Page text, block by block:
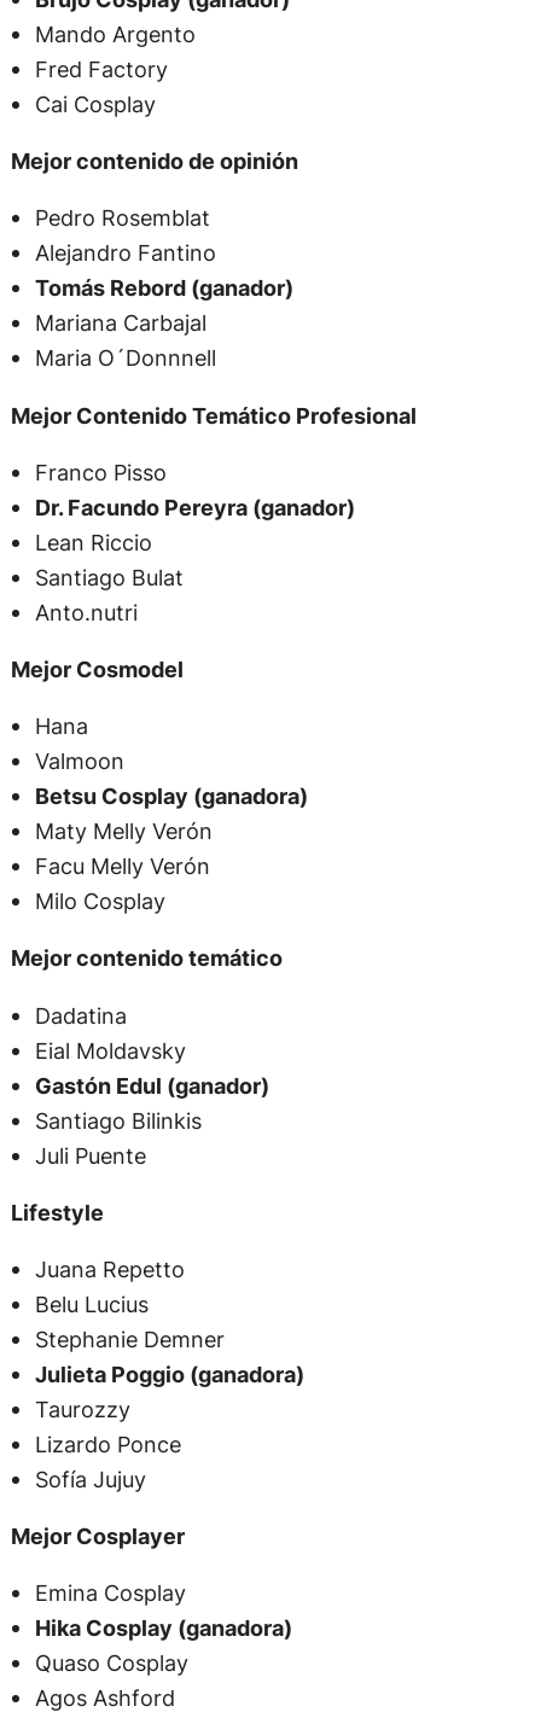
Mando Argento
Fred Factory
Cai Cosplay
Mejor contenido de opinión
Pedro Rosemblat
Alejandro Fantino
Tomás Rebord (ganador)
Mariana Carbajal
Maria O´Donnnell
Mejor Contenido Temático Profesional
Franco Pisso
Dr. Facundo Pereyra (ganador)
Lean Riccio
Santiago Bulat
Anto.nutri
Mejor Cosmodel
Hana
Valmoon
Betsu Cosplay (ganadora)
Maty Melly Verón
Facu Melly Verón
Milo Cosplay
Mejor contenido temático
Dadatina
Eial Moldavsky
Gastón Edul (ganador)
Santiago Bilinkis
Juli Puente
Lifestyle
Juana Repetto
Belu Lucius
Stephanie Demner
Julieta Poggio (ganadora)
Taurozzy
Lizardo Ponce
Sofía Jujuy
Mejor Cosplayer
Emina Cosplay
Hika Cosplay (ganadora)
Quaso Cosplay
Agos Ashford